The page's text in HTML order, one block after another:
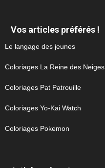
Vos articles préférés !
Le langage des jeunes
Coloriages La Reine des Neiges
Coloriages Pat Patrouille
Coloriages Yo-Kai Watch
Coloriages Pokemon